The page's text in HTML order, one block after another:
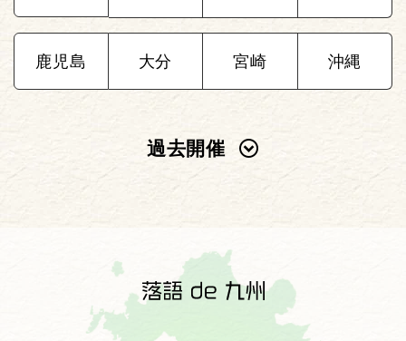
鹿児島 大分 宮崎 沖縄
過去開催
2022年